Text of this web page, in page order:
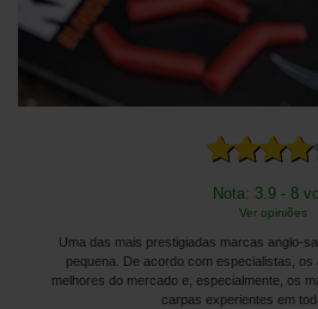
Nota: 3.9 - 8
Ver opiniões
Uma das mais prestigiadas marcas anglo-
pequena. De acordo com especialistas,
melhores do mercado e, especialmente, os
carpas experientes em